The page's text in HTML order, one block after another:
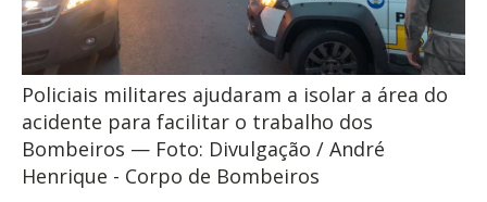
Policiais militares ajudaram a isolar a área do
acidente para facilitar o trabalho dos
Bombeiros — Foto: Divulgação / André
Henrique - Corpo de Bombeiros